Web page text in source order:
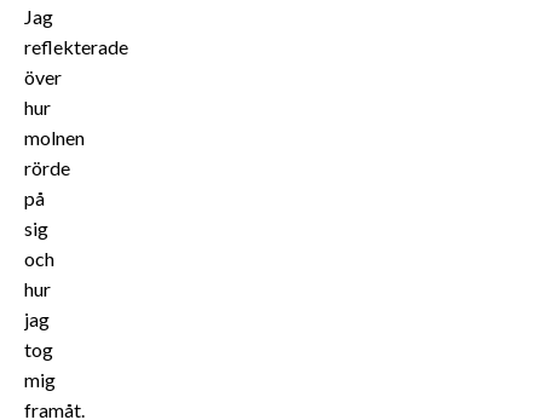
Jag
reflekterade
över
hur
molnen
rörde
på
sig
och
hur
jag
tog
mig
framåt.